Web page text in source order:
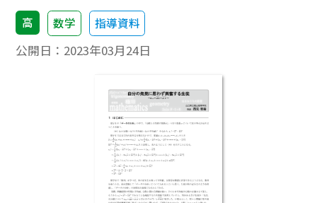
高 数学 指導資料
公開日： 2023年03月24日